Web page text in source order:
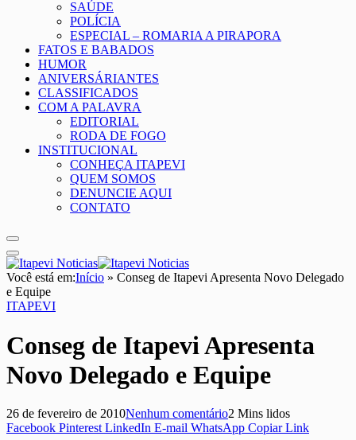
SAÚDE
POLÍCIA
ESPECIAL – ROMARIA A PIRAPORA
FATOS E BABADOS
HUMOR
ANIVERSÁRIANTES
CLASSIFICADOS
COM A PALAVRA
EDITORIAL
RODA DE FOGO
INSTITUCIONAL
CONHEÇA ITAPEVI
QUEM SOMOS
DENUNCIE AQUI
CONTATO
Você está em:Início » Conseg de Itapevi Apresenta Novo Delegado
e Equipe
ITAPEVI
Conseg de Itapevi Apresenta
Novo Delegado e Equipe
26 de fevereiro de 2010Nenhum comentário2 Mins lidos
Facebook Pinterest LinkedIn E-mail WhatsApp Copiar Link